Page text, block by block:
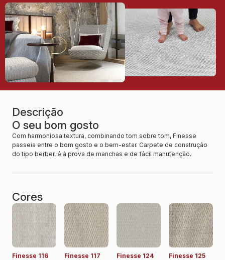
Descrição
O seu bom gosto
Com harmoniosa textura, combinando tom sobre tom, Finesse
passeia entre o bom gosto e o bem-estar. Carpete de construção
do tipo berber, é à prova de manchas e de fácil manutenção.
Cores
Finesse 116
Finesse 117
Finesse 124
Finesse 125